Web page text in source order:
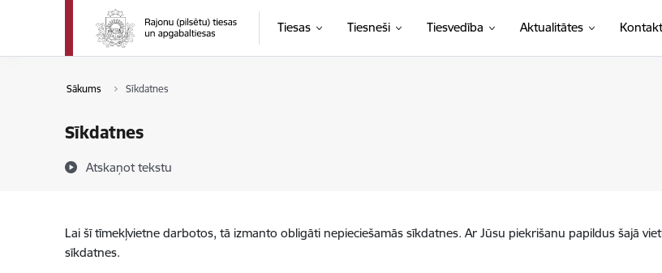
Pāriet uz lapas saturu
Tiesas Tiesneši Tiesvedība Aktualitātes
Sākums Sīkdatnes
Sīkdatnes
Atskaņot tekstu
Lai šī tīmekļvietne darbotos, tā izmanto obligāti nepieciešamās sīkdatnes. Ar Jūsu piekrišanu papildus šajā
sīkdatnes.